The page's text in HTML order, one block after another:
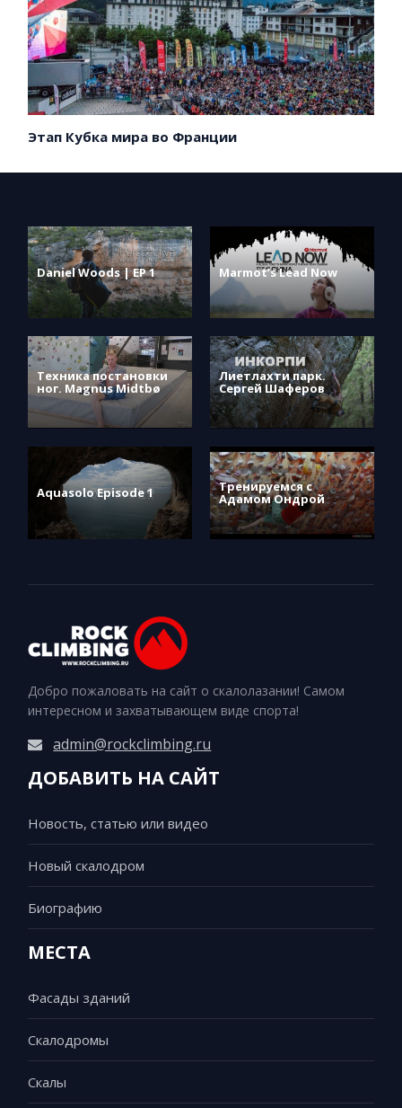
Этап Кубка мира во Франции
Daniel Woods | EP 1 Marmot’s Lead Now
Техника постановки
ног. Magnus Midtbø
Лиетлахти парк.
Сергей Шаферов
Aquasolo Episode 1 Тренируемся с
Адамом Ондрой
Добро пожаловать на сайт о скалолазании! Самом
интересном и захватывающем виде спорта!
admin@rockclimbing.ru
ДОБАВИТЬ НА САЙТ
Новость, статью или видео
Новый скалодром
Биографию
МЕСТА
Фасады зданий
Скалодромы
Скалы